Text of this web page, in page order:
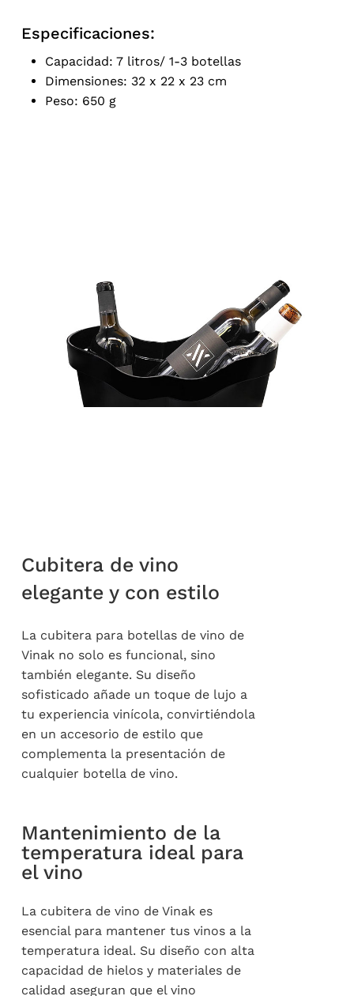
Especificaciones:
Capacidad: 7 litros/ 1-3 botellas
Dimensiones: 32 x 22 x 23 cm
Peso: 650 g
Cubitera de vino
elegante y con estilo
La cubitera para botellas de vino de
Vinak no solo es funcional, sino
también elegante. Su diseño
sofisticado añade un toque de lujo a
tu experiencia vinícola, convirtiéndola
en un accesorio de estilo que
complementa la presentación de
cualquier botella de vino.
Mantenimiento de la
temperatura ideal para
el vino
La cubitera de vino de Vinak es
esencial para mantener tus vinos a la
temperatura ideal. Su diseño con alta
capacidad de hielos y materiales de
calidad aseguran que el vino